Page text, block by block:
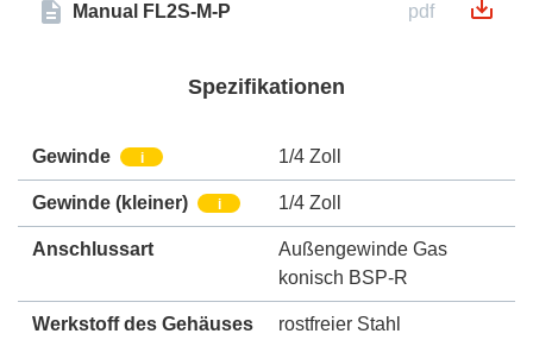
Manual FL2S-M-P pdf
Spezifikationen
Gewinde i 1/4 Zoll
Gewinde (kleiner) i 1/4 Zoll
Anschlussart
Außengewinde Gas
konisch BSP-R
Werkstoff des Gehäuses rostfreier Stahl